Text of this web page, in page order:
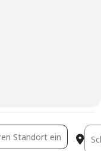
der Zukunft